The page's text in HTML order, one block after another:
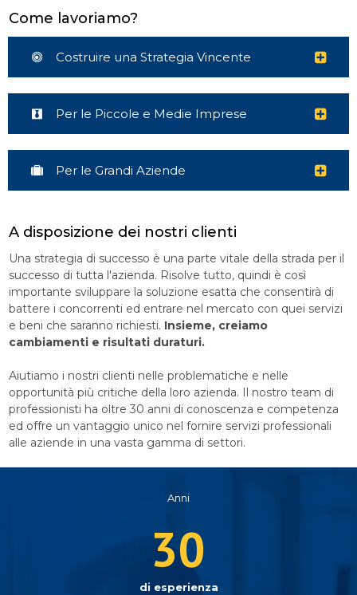
Come lavoriamo?
Costruire una Strategia Vincente
Per le Piccole e Medie Imprese
Per le Grandi Aziende
A disposizione dei nostri clienti
Una strategia di successo è una parte vitale della strada per il
successo di tutta l'azienda. Risolve tutto, quindi è così
importante sviluppare la soluzione esatta che consentirà di
battere i concorrenti ed entrare nel mercato con quei servizi
e beni che saranno richiesti. Insieme, creiamo
cambiamenti e risultati duraturi.
Aiutiamo i nostri clienti nelle problematiche e nelle
opportunità più critiche della loro azienda. Il nostro team di
professionisti ha oltre 30 anni di conoscenza e competenza
ed offre un vantaggio unico nel fornire servizi professionali
alle aziende in una vasta gamma di settori.
Anni
30
di esperienza